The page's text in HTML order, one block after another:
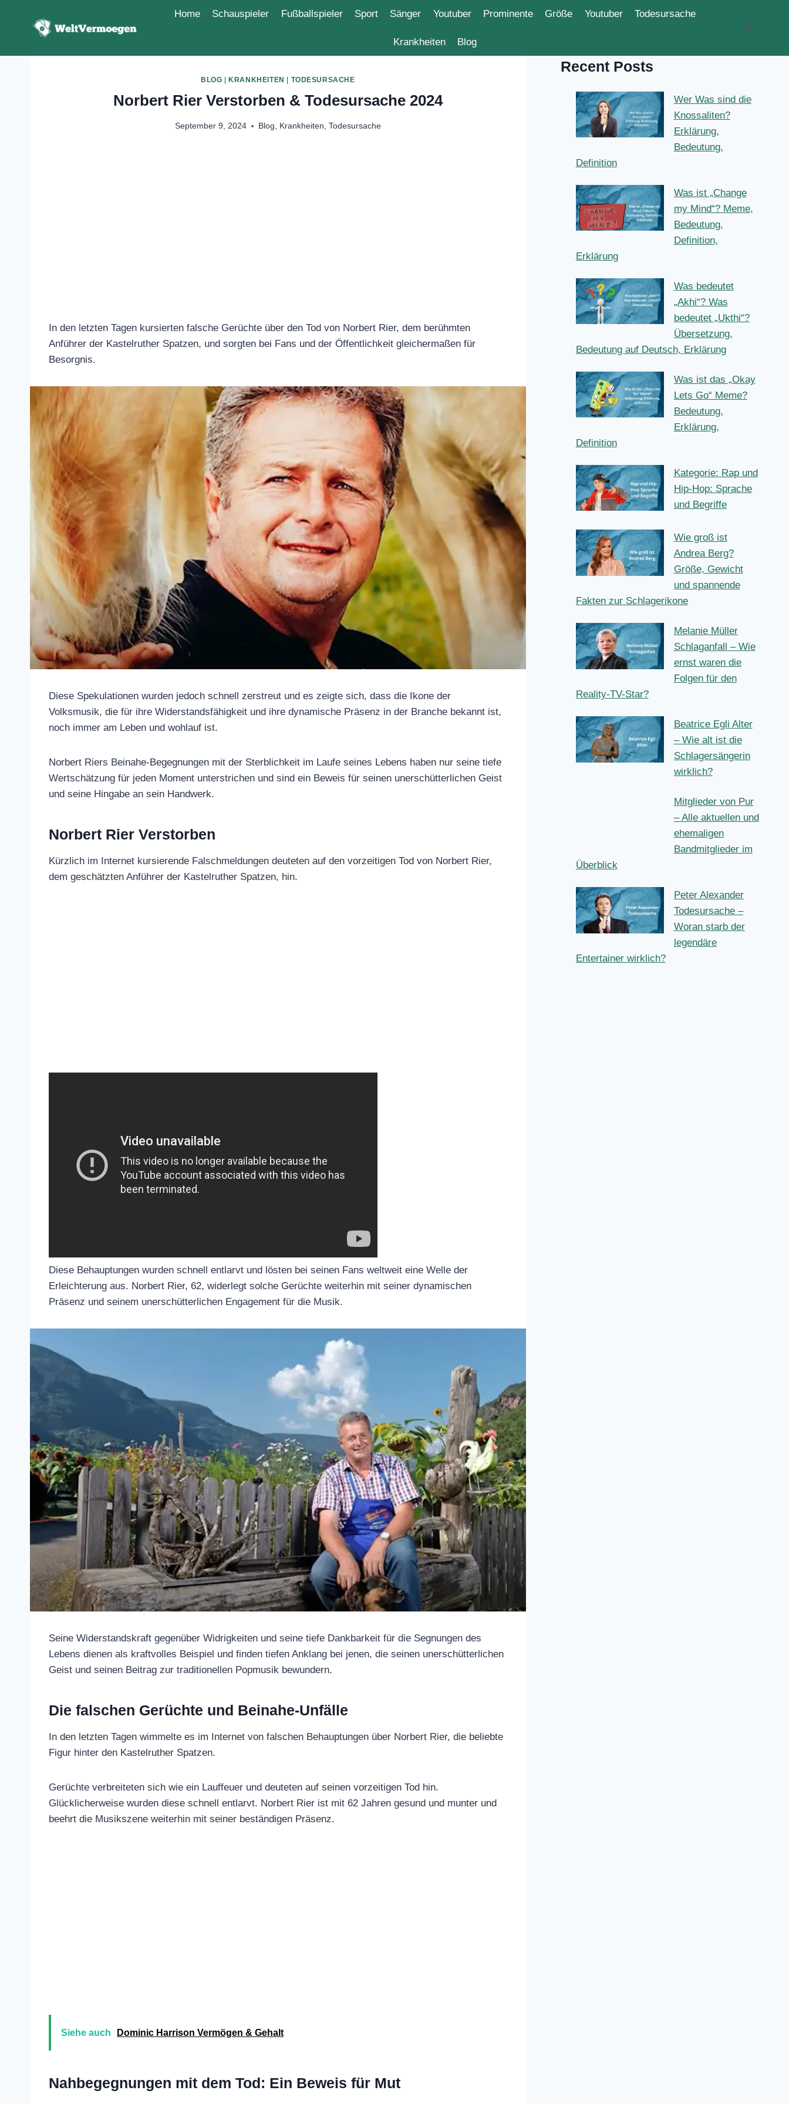
springen
Home Schauspieler Fußballspieler Sport Sänger Youtuber Prominente Größe
Youtuber
Todesursache
Krankheiten
BLOG |KRANKHEITEN | TODESURSACHE
Norbert Rier Verstorben & Todesursache 2024
September 9, 2024 Blog, Krankheiten ,Todesursache
In den letzten Tagen kursierten falsche Gerüchte über den Tod von Norbert Rier, dem
berühmten Anführer der Kastelruther Spatzen, und sorgten bei Fans und der Öffentlichkeit
gleichermaßen für Besorgnis.
Diese Spekulationen wurden jedoch schnell zerstreut und es zeigte sich, dass die Ikone
der Volksmusik, die für ihre Widerstandsfähigkeit und ihre dynamische Präsenz in der
Branche bekannt ist, noch immer am Leben und wohlauf ist.
Norbert Riers Beinahe-Begegnungen mit der Sterblichkeit im Laufe seines Lebens haben
nur seine tiefe Wertschätzung für jeden Moment unterstrichen und sind ein Beweis für
seinen unerschütterlichen Geist und seine Hingabe an sein Handwerk.
Norbert Rier Verstorben
Kürzlich im Internet kursierende Falschmeldungen deuteten auf den vorzeitigen Tod von
Norbert Rier, dem geschätzten Anführer der Kastelruther Spatzen, hin.
Diese Behauptungen wurden schnell entlarvt und lösten bei seinen Fans weltweit eine
Welle der Erleichterung aus. Norbert Rier, 62, widerlegt solche Gerüchte weiterhin mit
seiner dynamischen Präsenz und seinem unerschütterlichen Engagement für die Musik.
Seine Widerstandskraft gegenüber Widrigkeiten und seine tiefe Dankbarkeit für die
Segnungen des Lebens dienen als kraftvolles Beispiel und finden tiefen Anklang bei jenen,
die seinen unerschütterlichen Geist und seinen Beitrag zur traditionellen Popmusik
In den letzten Tagen wimmelte es im Internet von falschen Behauptungen über Norbert
Gerüchte verbreiteten sich wie ein Lauffeuer und deuteten auf seinen vorzeitigen Tod hin.
Glücklicherweise wurden diese schnell entlarvt. Norbert Rier ist mit 62 Jahren gesund und
Recent Posts
Wer Was sind
die Knossaliten?
Erklärung,
Bedeutung,
Definition
Was ist „Change
my Mind“?
Meme,
Bedeutung,
Definition, Erklärung
Was bedeutet
„Akhi“? Was
bedeutet
„Ukthi“?
Übersetzung, Bedeutung auf
Was ist das
„Okay Lets Go“
Meme?
Kategorie: Rap
und Hip-Hop:
Begriffe
Wie groß ist
Andrea Berg?
Größe, Gewicht
Fakten zur Schlagerikone
Melanie Müller
Schlaganfall –
den Reality-TV-Star?
Beatrice Egli
Alter – Wie alt ist
Schlagersängeri
Mitglieder von
ehemaligen
Bandmitglieder im Überblick
Peter Alexander